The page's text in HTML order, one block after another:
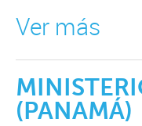
Ver más
(PANAMÁ)